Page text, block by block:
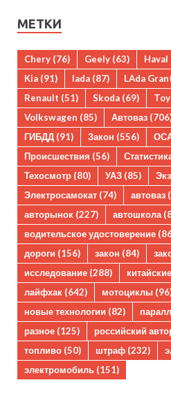
МЕТКИ
Chery (76) Geely (63) Haval
Kia (91) lada (87) LAda
Renault (51) Skoda (69)
Volkswagen (85) Автоваз
ГИБДД (91) Закон (556)
Происшествия (56)
Техосмотр (80) УАЗ (85)
Электросамокат (74) автоваз
авторынок (227) автошкола
водительское удостоверение
дороги (156) закон (84)
исследование (288)
лайфхак (642) мотоциклы
новые технологии (82)
разное (125) российский
топливо (50) штраф (232)
электромобиль (151)